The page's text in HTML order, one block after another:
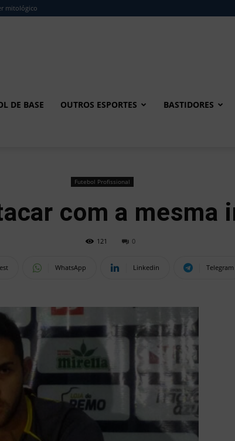
mitológico
DE BASE OUTROS ESPORTES BASTIDORES
Futebol Profissional
com a mesma
121 0
WhatsApp Linkedin Telegram